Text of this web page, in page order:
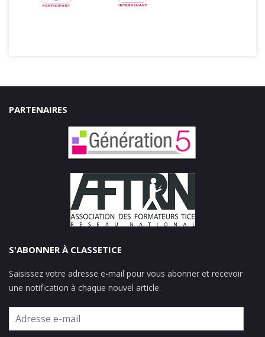
PARTENAIRES
S'ABONNER À CLASSETICE
Saisissez votre adresse e-mail pour vous abonner et recevoir
une notification à chaque nouvel article.
Adresse
e-